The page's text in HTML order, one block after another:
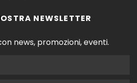
NEWSLETTER
news, promozioni, eventi.